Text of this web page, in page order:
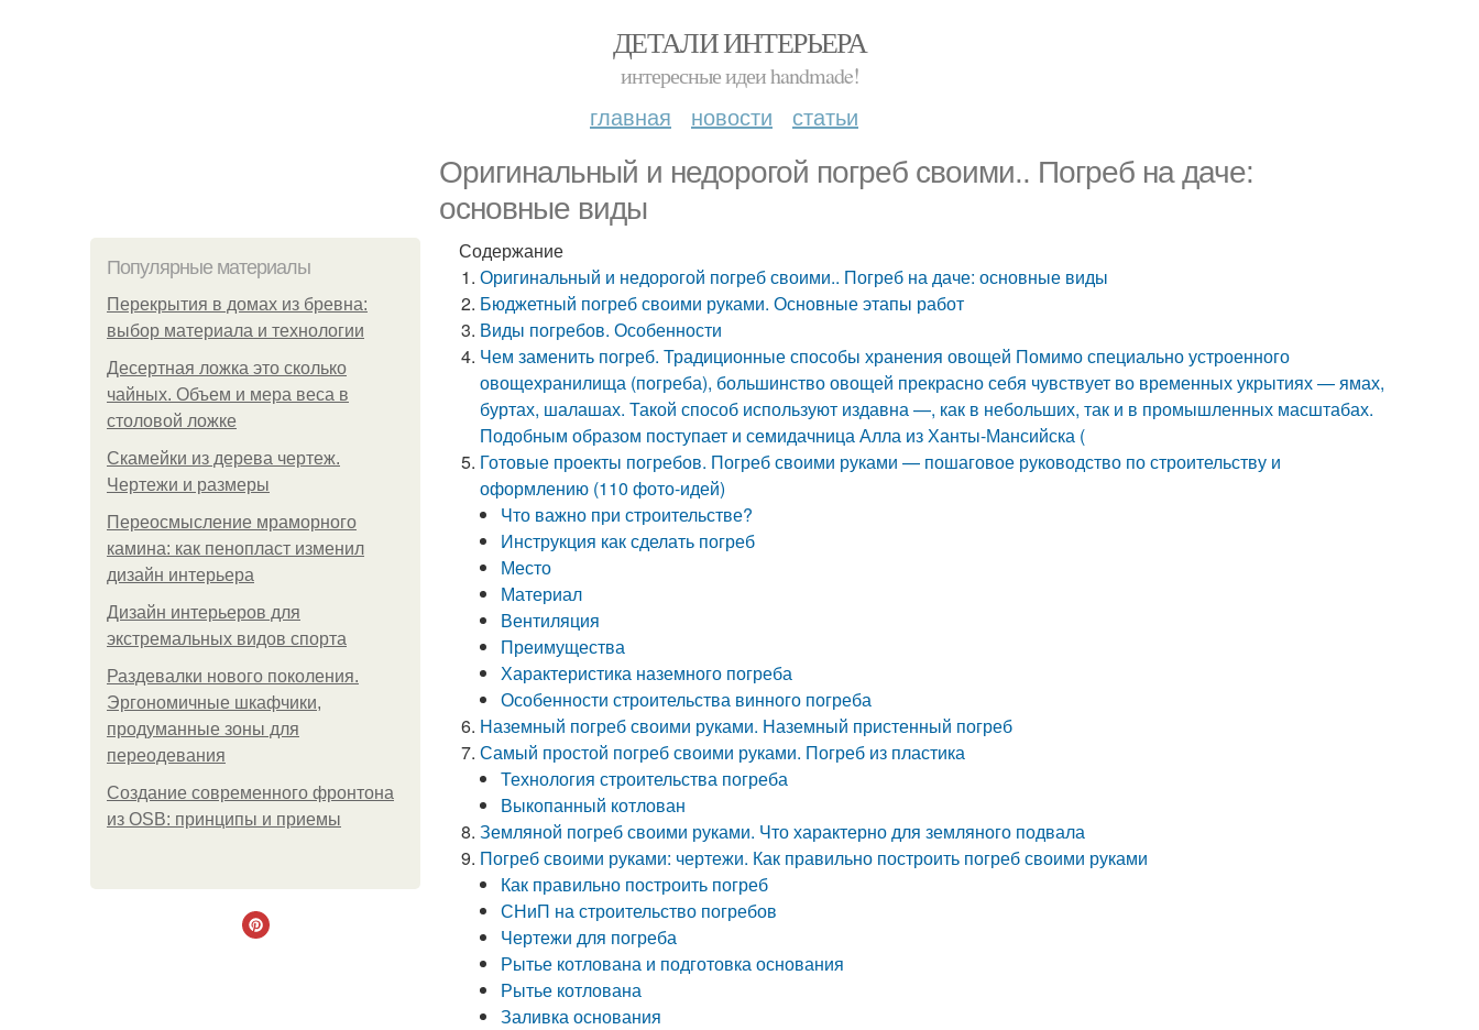
ДЕТАЛИ ИНТЕРЬЕРА
интересные идеи handmade!
главная новости статьи
Оригинальный и недорогой погреб своими.. Погреб на даче:
основные виды
Популярные материалы
Перекрытия в домах из бревна:
выбор материала и технологии
Десертная ложка это сколько
чайных. Объем и мера веса в
столовой ложке
Скамейки из дерева чертеж.
Чертежи и размеры
Переосмысление мраморного
камина: как пенопласт изменил
дизайн интерьера
Дизайн интерьеров для
экстремальных видов спорта
Раздевалки нового поколения.
Эргономичные шкафчики,
продуманные зоны для
переодевания
Создание современного фронтона
из OSB: принципы и приемы
Содержание
Оригинальный и недорогой погреб своими.. Погреб на даче: основные виды
Бюджетный погреб своими руками. Основные этапы работ
Виды погребов. Особенности
Чем заменить погреб. Традиционные способы хранения овощей Помимо специально устроенного
овощехранилища (погреба), большинство овощей прекрасно себя чувствует во временных укрытиях — ямах,
буртах, шалашах. Такой способ используют издавна —, как в небольших, так и в промышленных масштабах.
Подобным образом поступает и семидачница Алла из Ханты-Мансийска (
Готовые проекты погребов. Погреб своими руками — пошаговое руководство по строительству и
оформлению (110 фото-идей)
Что важно при строительстве?
Инструкция как сделать погреб
Место
Материал
Вентиляция
Преимущества
Характеристика наземного погреба
Особенности строительства винного погреба
Наземный погреб своими руками. Наземный пристенный погреб
Самый простой погреб своими руками. Погреб из пластика
Технология строительства погреба
Выкопанный котлован
Земляной погреб своими руками. Что характерно для земляного подвала
Погреб своими руками: чертежи. Как правильно построить погреб своими руками
Как правильно построить погреб
СНиП на строительство погребов
Чертежи для погреба
Рытье котлована и подготовка основания
Рытье котлована
Заливка основания